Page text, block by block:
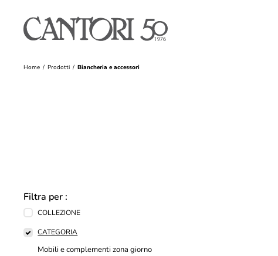
Home Prodotti Biancheria e accessori
Filtra per :
COLLEZIONE
CATEGORIA
Mobili e complementi zona giorno